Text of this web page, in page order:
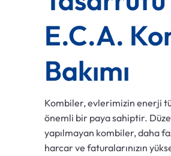
E.C.A.
Bakımı
Kombiler, evlerimizin enerji
önemli bir paya sahiptir.
yapılmayan kombiler, daha
harcar ve faturalarınızın